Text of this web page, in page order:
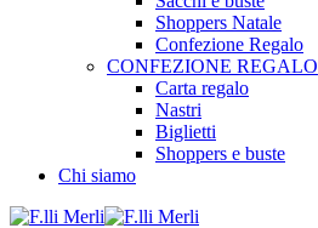
Shoppers Natale
Confezione Regalo
CONFEZIONE REGALO
Carta regalo
Nastri
Biglietti
Shoppers e buste
Chi siamo